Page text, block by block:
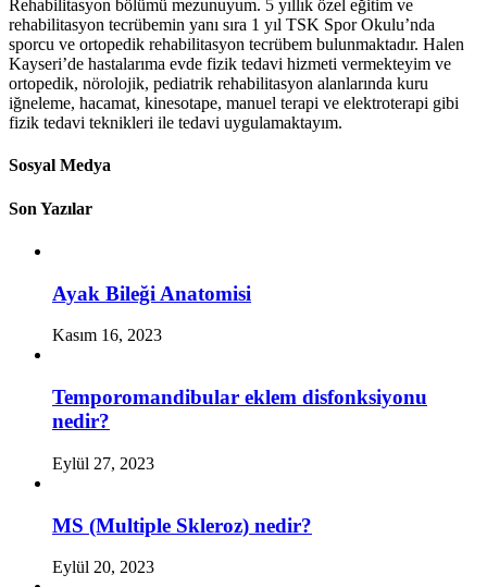
Rehabilitasyon bölümü mezunuyum. 5 yıllık özel eğitim ve
rehabilitasyon tecrübemin yanı sıra 1 yıl TSK Spor Okulu’nda
sporcu ve ortopedik rehabilitasyon tecrübem bulunmaktadır. Halen
Kayseri’de hastalarıma evde fizik tedavi hizmeti vermekteyim ve
ortopedik, nörolojik, pediatrik rehabilitasyon alanlarında kuru
iğneleme, hacamat, kinesotape, manuel terapi ve elektroterapi gibi
fizik tedavi teknikleri ile tedavi uygulamaktayım.
Sosyal Medya
Son Yazılar
Ayak Bileği Anatomisi
Kasım 16, 2023
Temporomandibular eklem disfonksiyonu
nedir?
Eylül 27, 2023
MS (Multiple Skleroz) nedir?
Eylül 20, 2023